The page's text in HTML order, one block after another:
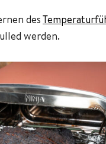
des
werden.